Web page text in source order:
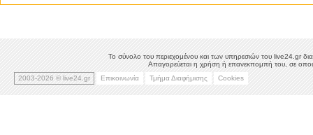
Το σύνολο του περιεχομένου και των υπηρεσιών του live24.gr
Απαγορεύεται η χρήση ή επανεκπομπή του, σε
2003-2026 © live24.gr
Επικοινωνία Τμήμα Διαφήμισης Cookies